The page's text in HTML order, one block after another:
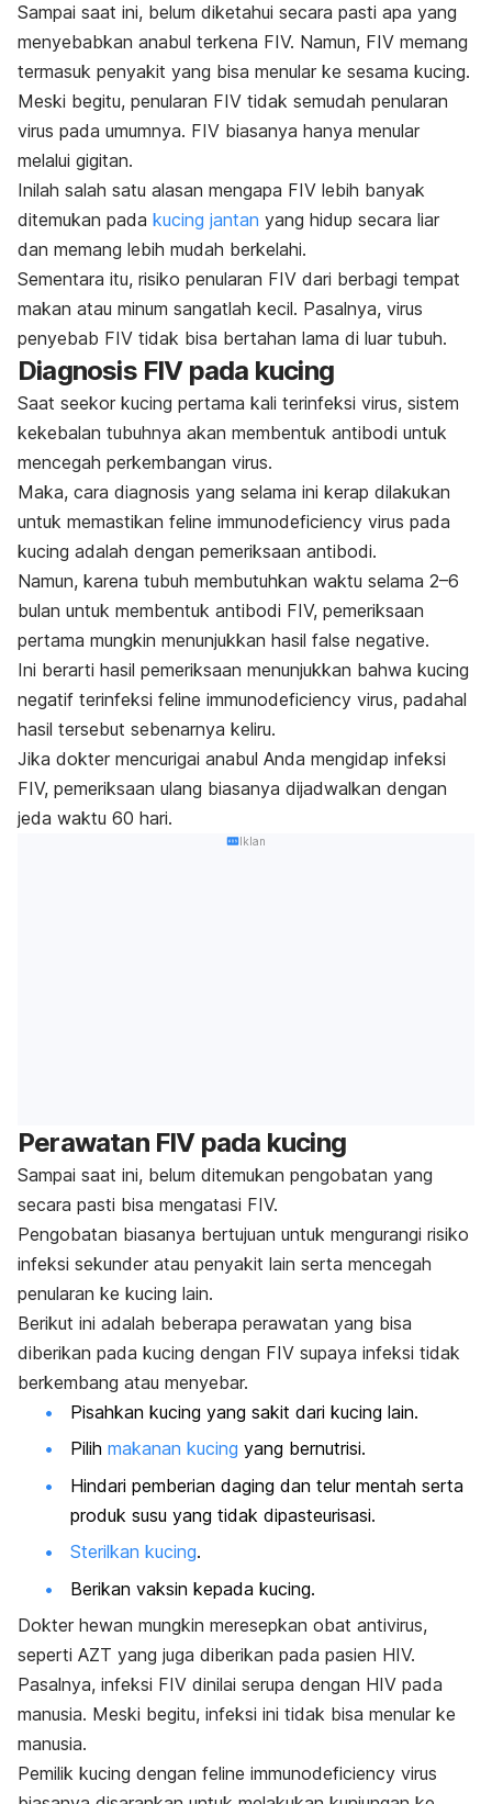
Sampai saat ini, belum diketahui secara pasti apa yang
menyebabkan anabul terkena FIV. Namun, FIV memang
termasuk penyakit yang bisa menular ke sesama kucing.
Meski begitu, penularan FIV tidak semudah penularan
virus pada umumnya. FIV biasanya hanya menular
melalui gigitan.
Inilah salah satu alasan mengapa FIV lebih banyak
ditemukan pada kucing jantan yang hidup secara liar
dan memang lebih mudah berkelahi.
Sementara itu, risiko penularan FIV dari berbagi tempat
makan atau minum sangatlah kecil. Pasalnya, virus
penyebab FIV tidak bisa bertahan lama di luar tubuh.
Diagnosis FIV pada kucing
Saat seekor kucing pertama kali terinfeksi virus, sistem
kekebalan tubuhnya akan membentuk antibodi untuk
mencegah perkembangan virus.
Maka, cara diagnosis yang selama ini kerap dilakukan
untuk memastikan feline immunodeficiency virus pada
kucing adalah dengan pemeriksaan antibodi.
Namun, karena tubuh membutuhkan waktu selama 2–6
bulan untuk membentuk antibodi FIV, pemeriksaan
pertama mungkin menunjukkan hasil false negative.
Ini berarti hasil pemeriksaan menunjukkan bahwa kucing
negatif terinfeksi feline immunodeficiency virus, padahal
hasil tersebut sebenarnya keliru.
Jika dokter mencurigai anabul Anda mengidap infeksi
FIV, pemeriksaan ulang biasanya dijadwalkan dengan
jeda waktu 60 hari.
Iklan
Perawatan FIV pada kucing
Sampai saat ini, belum ditemukan pengobatan yang
secara pasti bisa mengatasi FIV.
Pengobatan biasanya bertujuan untuk mengurangi risiko
infeksi sekunder atau penyakit lain serta mencegah
penularan ke kucing lain.
Berikut ini adalah beberapa perawatan yang bisa
diberikan pada kucing dengan FIV supaya infeksi tidak
berkembang atau menyebar.
Pisahkan kucing yang sakit dari kucing lain.
Pilih makanan kucing yang bernutrisi.
Hindari pemberian daging dan telur mentah serta
produk susu yang tidak dipasteurisasi.
Sterilkan kucing.
Berikan vaksin kepada kucing.
Dokter hewan mungkin meresepkan obat antivirus,
seperti AZT yang juga diberikan pada pasien HIV.
Pasalnya, infeksi FIV dinilai serupa dengan HIV pada
manusia. Meski begitu, infeksi ini tidak bisa menular ke
manusia.
Pemilik kucing dengan feline immunodeficiency virus